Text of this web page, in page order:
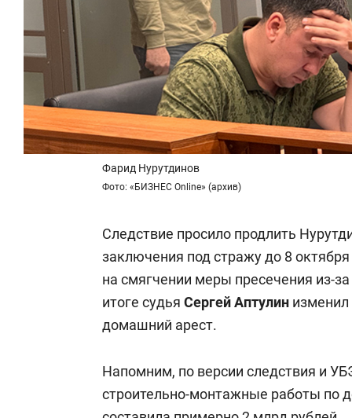
Фарид Нурутдинов
Фото: «БИЗНЕС Online» (архив)
Следствие просило продлить
заключения под стражу до 8
на смягчении меры пресечения из-
итоге судья Сергей Аптулин изменил
домашний арест.
Напомним, по версии следствия и
строительно-монтажные работы по